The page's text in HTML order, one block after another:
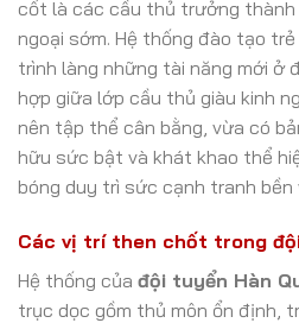
cốt là các cầu thủ trưởng thành
ngoại sớm. Hệ thống đào tạo
trình làng những tài năng mới ở
hợp giữa lớp cầu thủ giàu kinh
nên tập thể cân bằng, vừa có
hữu sức bật và khát khao thể
bóng duy trì sức cạnh tranh bền
Các vị trí then chốt trong
Hệ thống của đội tuyển Hàn
trục dọc gồm thủ môn ổn định,